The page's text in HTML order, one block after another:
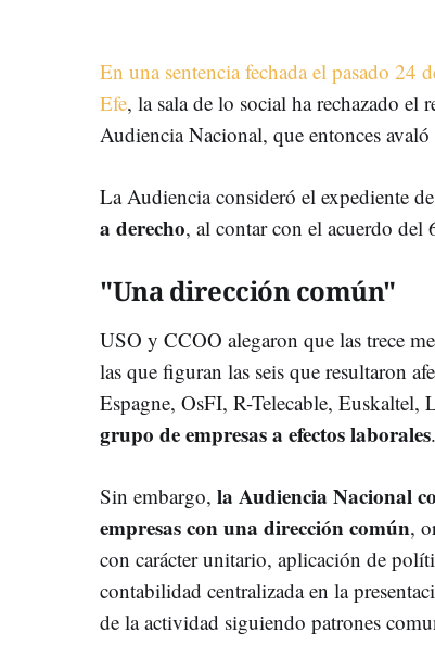
En una sentencia fechada el pasado 24
Efe, la sala de lo social ha rechazado
Audiencia Nacional, que entonces avaló
La Audiencia consideró el expediente
a derecho, al contar con el acuerdo
"Una dirección común"
USO y CCOO alegaron que las trece
las que figuran las seis que resultaron
Espagne, OsFI, R-Telecable,
grupo de empresas a efectos laborales.
Sin embargo, la Audiencia Nacional
empresas con una dirección común,
con carácter unitario, aplicación de
contabilidad centralizada en la
de la actividad siguiendo patrones